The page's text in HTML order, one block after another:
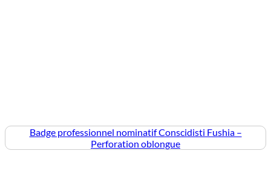
Badge professionnel nominatif Conscidisti Fushia –
Perforation oblongue